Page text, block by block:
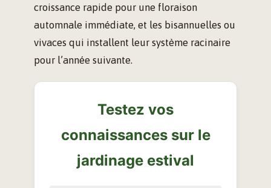
croissance rapide pour une floraison
automnale immédiate, et les bisannuelles ou
vivaces qui installent leur système racinaire
pour l’année suivante.
Testez vos
connaissances sur le
jardinage estival